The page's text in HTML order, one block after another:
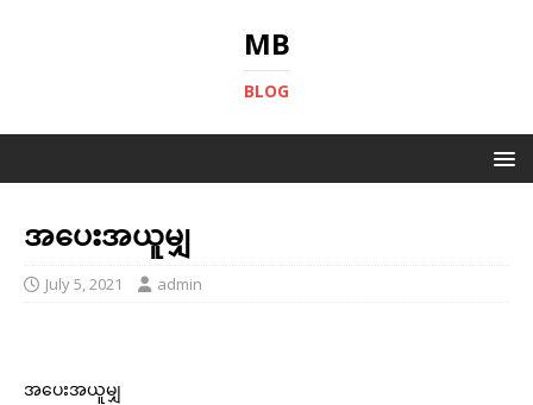
MB
BLOG
အပေးအယူမျှ
July 5, 2021 admin
အပေးအယူမျှ